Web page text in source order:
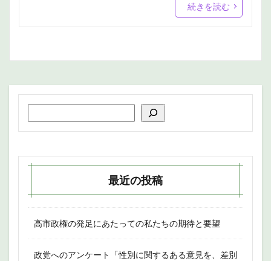
続きを読む
最近の投稿
高市政権の発足にあたっての私たちの期待と要望
政党へのアンケート「性別に関するある意見を、差別